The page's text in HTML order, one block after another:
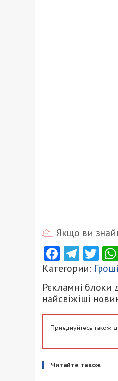
Якщо ви
Категории: Гроші
Рекламні блоки
найсвіжіші
Приєднуйтесь також
Читайте також